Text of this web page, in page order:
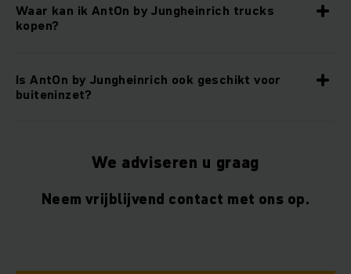
Waar kan ik AntOn by Jungheinrich trucks
kopen?
Is AntOn by Jungheinrich ook geschikt voor
buiteninzet?
We adviseren u graag
Neem vrijblijvend contact met ons op.